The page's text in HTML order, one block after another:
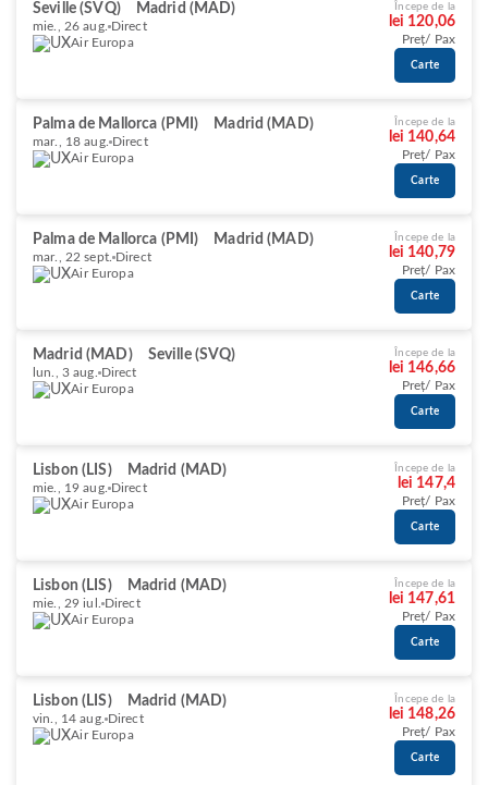
Seville (SVQ) Madrid (MAD)
mie., 26 aug. Direct
Air Europa
Începe de la
lei 120,06
Preț/ Pax
Carte
Palma de Mallorca (PMI) Madrid (MAD)
mar., 18 aug. Direct
Air Europa
Începe de la
lei 140,64
Preț/ Pax
Carte
Palma de Mallorca (PMI) Madrid (MAD)
mar., 22 sept. Direct
Air Europa
Începe de la
lei 140,79
Preț/ Pax
Carte
Madrid (MAD) Seville (SVQ)
lun., 3 aug. Direct
Air Europa
Începe de la
lei 146,66
Preț/ Pax
Carte
Lisbon (LIS) Madrid (MAD)
mie., 19 aug. Direct
Air Europa
Începe de la
lei 147,4
Preț/ Pax
Carte
Lisbon (LIS) Madrid (MAD)
mie., 29 iul.
Direct
Air Europa
Începe de la
lei 147,61
Preț/ Pax
Carte
Lisbon (LIS) Madrid (MAD)
vin., 14 aug. Direct
Air Europa
Începe de la
lei 148,26
Preț/ Pax
Carte